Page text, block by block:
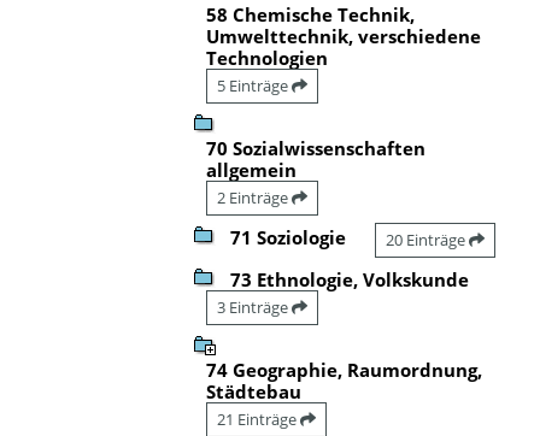
58 Chemische Technik,
Umwelttechnik, verschiedene
Technologien
5 Einträge
70 Sozialwissenschaften
allgemein
2 Einträge
71 Soziologie 20 Einträge
73 Ethnologie, Volkskunde
3 Einträge
74 Geographie, Raumordnung,
Städtebau
21 Einträge